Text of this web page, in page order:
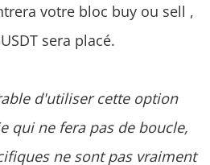
votre bloc buy ou sell ,
sera placé.
d'utiliser cette option
qui ne fera pas de boucle,
ne sont pas vraiment